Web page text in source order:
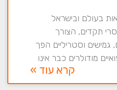
בעולם ובישראל
תקדים, הצורך
גמישים וסטריליים הפך
מודולרים כבר אינו
קרא עוד »